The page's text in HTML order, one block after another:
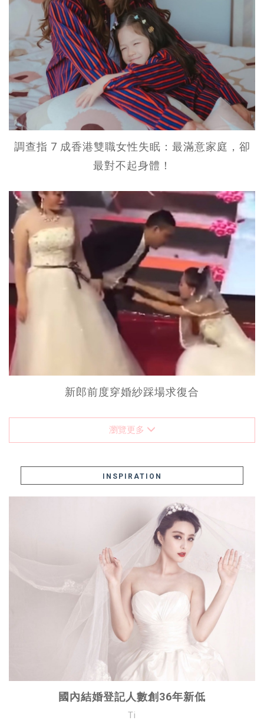
調查指 7 成香港雙職女性失眠：最滿意家庭，卻
最對不起身體！
新郎前度穿婚紗踩場求復合
瀏覽更多
INSPIRATION
國內結婚登記人數創36年新低
Ti